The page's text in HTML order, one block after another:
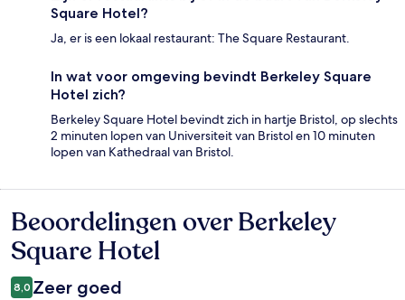
Square Hotel?
Ja, er is een lokaal restaurant: The Square Restaurant.
In wat voor omgeving bevindt Berkeley Square
Hotel zich?
Berkeley Square Hotel bevindt zich in hartje Bristol, op slechts
2 minuten lopen van Universiteit van Bristol en 10 minuten
lopen van Kathedraal van Bristol.
Beoordelingen
Beoordelingen over Berkeley
Square Hotel
8,0 Zeer goed